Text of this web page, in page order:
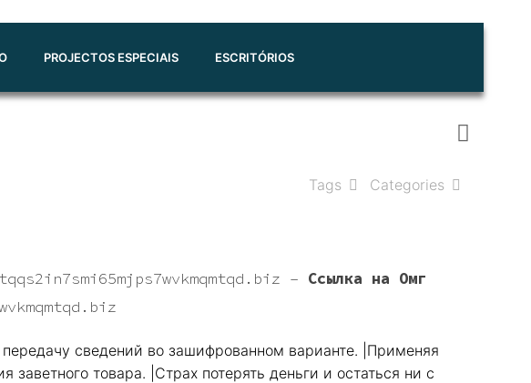
PROJECTOS ESPECIAIS ESCRITÓRIOS
Categories
Tags
– Ссылка на Омг
сведений во зашифрованном варианте. |Применяя
товара. |Страх потерять деньги и остаться ни с